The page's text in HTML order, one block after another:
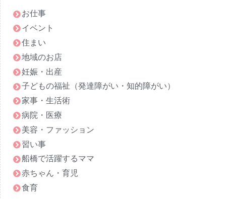
お仕事
イベント
住まい
地域のお店
妊娠・出産
子どもの福祉（発達障がい・知的障がい）
家事・生活術
病院・医療
美容・ファッション
習い事
船橋で活躍するママ
赤ちゃん・育児
食育